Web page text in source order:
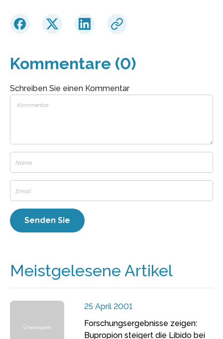
Kommentare (0)
Schreiben Sie einen Kommentar
Meistgelesene Artikel
25 April 2001
Forschungsergebnisse zeigen:
Bupropion steigert die Libido bei